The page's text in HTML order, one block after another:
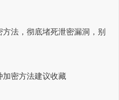
法，彻底堵死泄密漏洞，别
加密方法建议收藏